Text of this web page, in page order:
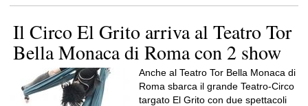
Il Circo El Grito arriva al Teatro Tor
Bella Monaca di Roma con 2 show
Anche al Teatro Tor Bella Monaca di
Roma sbarca il grande Teatro-Circo
targato El Grito con due spettacoli